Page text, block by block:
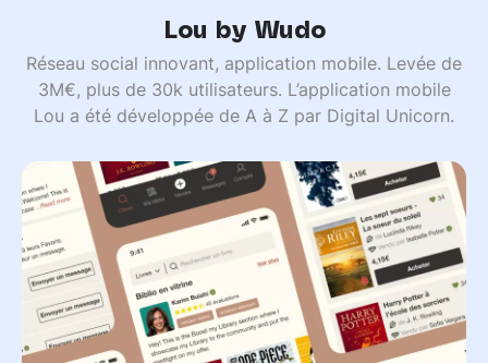
Lou by Wudo
Réseau social innovant, application mobile. Levée de
3M€, plus de 30k utilisateurs. L’application mobile
Lou a été développée de A à Z par Digital Unicorn.